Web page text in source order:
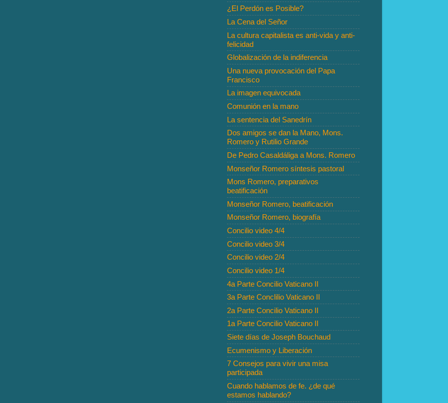
¿El Perdón es Posible?
La Cena del Señor
La cultura capitalista es anti-vida y anti-
felicidad
Globalización de la indiferencia
Una nueva provocación del Papa
Francisco
La imagen equivocada
Comunión en la mano
La sentencia del Sanedrín
Dos amigos se dan la Mano, Mons.
Romero y Rutilio Grande
De Pedro Casaldáliga a Mons. Romero
Monseñor Romero síntesis pastoral
Mons Romero, preparativos
beatificación
Monseñor Romero, beatificación
Monseñor Romero, biografía
Concilio video 4/4
Concilio video 3/4
Concilio video 2/4
Concilio video 1/4
4a Parte Concilio Vaticano II
3a Parte Conclilio Vaticano II
2a Parte Concilio Vaticano II
1a Parte Concilio Vaticano II
Siete días de Joseph Bouchaud
Ecumenismo y Liberación
7 Consejos para vivir una misa
participada
Cuando hablamos de fe. ¿de qué
estamos hablando?